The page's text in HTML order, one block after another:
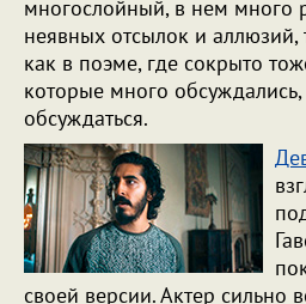
многослойный, в нем много
неявных отсылок и аллюзий,
как в поэме, где сокрыто
которые много
обсуждаться.
своей версии. Актер сильно